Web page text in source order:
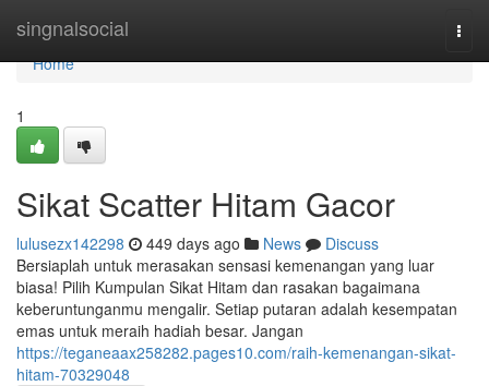
singnalsocial
Home
Home
1
Sikat Scatter Hitam Gacor
lulusezx142298 449 days ago News
Discuss
Bersiaplah untuk merasakan sensasi kemenangan yang luar
biasa! Pilih Kumpulan Sikat Hitam dan rasakan bagaimana
keberuntunganmu mengalir. Setiap putaran adalah kesempatan
emas untuk meraih hadiah besar. Jangan
https://teganeaax258282.pages10.com/raih-kemenangan-sikat-
hitam-70329048